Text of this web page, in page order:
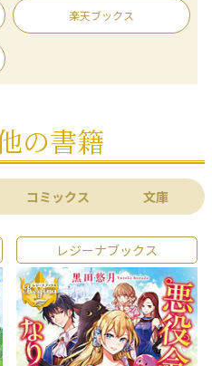
楽天ブックス
の書籍
コミックス 文庫
レジーナブックス